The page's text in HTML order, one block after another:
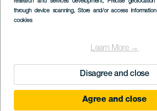
through device scanning, Store and/or access
cookies
Learn More →
Disagree and close
Agree and close
October 2026